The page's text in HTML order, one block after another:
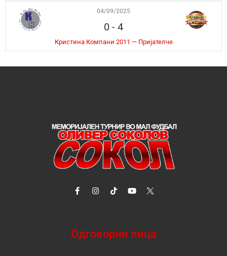
04/09/2025
0 - 4
Кристина Компани 2011 — Пријателче
Одговорни лица